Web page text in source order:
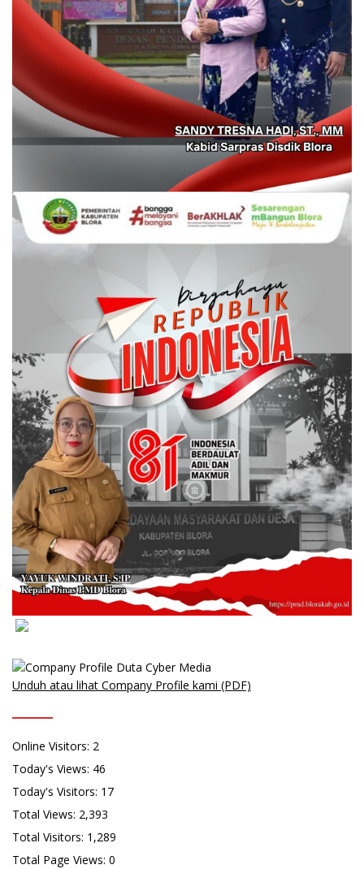
Unduh atau lihat Company Profile kami (PDF)
Online Visitors: 2
Today's Views: 46
Today's Visitors: 17
Total Views: 2,393
Total Visitors: 1,289
Total Page Views: 0